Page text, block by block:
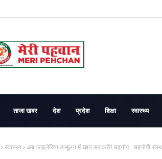
ताजा खबर देश प्रदेश शिक्षा स्वास्थ्य
स्वास्थ्य अब फाइलेरिया उन्मूलन में खान सर करेंगे सहयोग , सहयोगी